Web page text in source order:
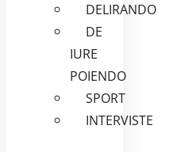
DELIRANDO
DE
IURE
POIENDO
SPORT
INTERVISTE